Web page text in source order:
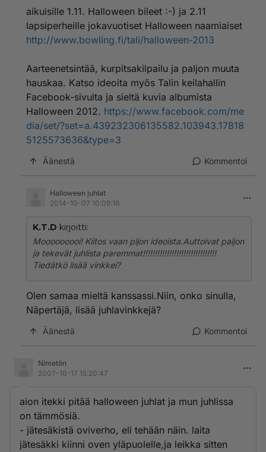
aikuisille 1.11. Halloween bileet :-) ja 2.11
lapsiperheille jokavuotiset Halloween naamiaiset
http://www.bowling.fi/tali/halloween-2013
Aarteenetsintää, kurpitsakilpailu ja paljon muuta
hauskaa. Katso ideoita myös Talin keilahallin
Facebook-sivulta ja sieltä kuvia albumista
Halloween 2012. https://www.facebook.com/me
dia/set/?set=a.439232306135582.103943.17818
5125573636&type=3
Äänestä Kommentoi
Halloween juhlat
2014-10-07 10:09:16
K.T.D kirjoitti:
Mooooooooi! Kiitos vaan pljon ideoista.Auttoivat paljon
ja tekevät juhlista paremmat!!!!!!!!!!!!!!!!!!!!!!!!!!!!!!!
Tiedätkö lisää vinkkei?
Olen samaa mieltä kanssassi.Niin, onko sinulla,
Näpertäjä, lisää juhlavinkkejä?
Äänestä Kommentoi
Nimetön
2007-10-17 15:20:47
aion itekki pitää halloween juhlat ja mun juhlissa
on tämmösiä.
- jätesäkistä oviverho, eli tehään näin. laita
jätesäkki kiinni oven yläpuolelle,ja leikka sitten